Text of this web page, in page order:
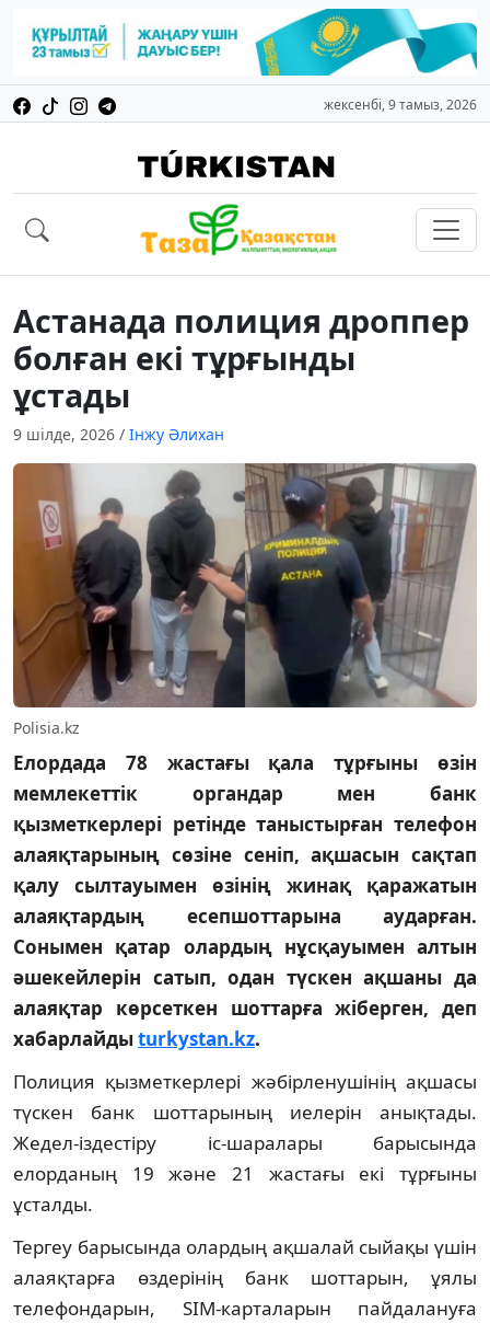
жексенбі, 9 тамыз, 2026
Астанада полиция дроппер
болған екі тұрғынды
ұстады
9 шілде, 2026 / Інжу Әлихан
Polisia.kz
Елордада 78 жастағы қала тұрғыны өзін
мемлекеттік органдар мен банк
қызметкерлері ретінде таныстырған телефон
алаяқтарының сөзіне сеніп, ақшасын сақтап
қалу сылтауымен өзінің жинақ қаражатын
алаяқтардың есепшоттарына аударған.
Сонымен қатар олардың нұсқауымен алтын
әшекейлерін сатып, одан түскен ақшаны да
алаяқтар көрсеткен шоттарға жіберген, деп
хабарлайдыturkystan.kz.
Полиция қызметкерлері жәбірленушінің ақшасы
түскен банк шоттарының иелерін анықтады.
Жедел-іздестіру іс-шаралары барысында
елорданың 19 және 21 жастағы екі тұрғыны
ұсталды.
Тергеу барысында олардың ақшалай сыйақы үшін
алаяқтарға өздерінің банк шоттарын, ұялы
телефондарын, SIM-карталарын пайдалануға